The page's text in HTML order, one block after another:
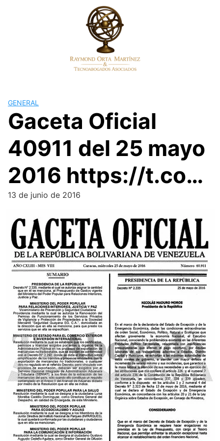
GENERAL
Gaceta Oficial
40911 del 25 mayo
2016 https://t.co…
13 de junio de 2016